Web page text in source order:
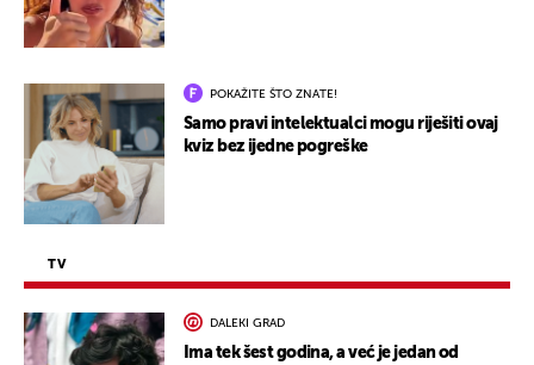
POKAŽITE ŠTO ZNATE!
Samo pravi intelektualci mogu riješiti ovaj
kviz bez ijedne pogreške
TV
DALEKI GRAD
Ima tek šest godina, a već je jedan od